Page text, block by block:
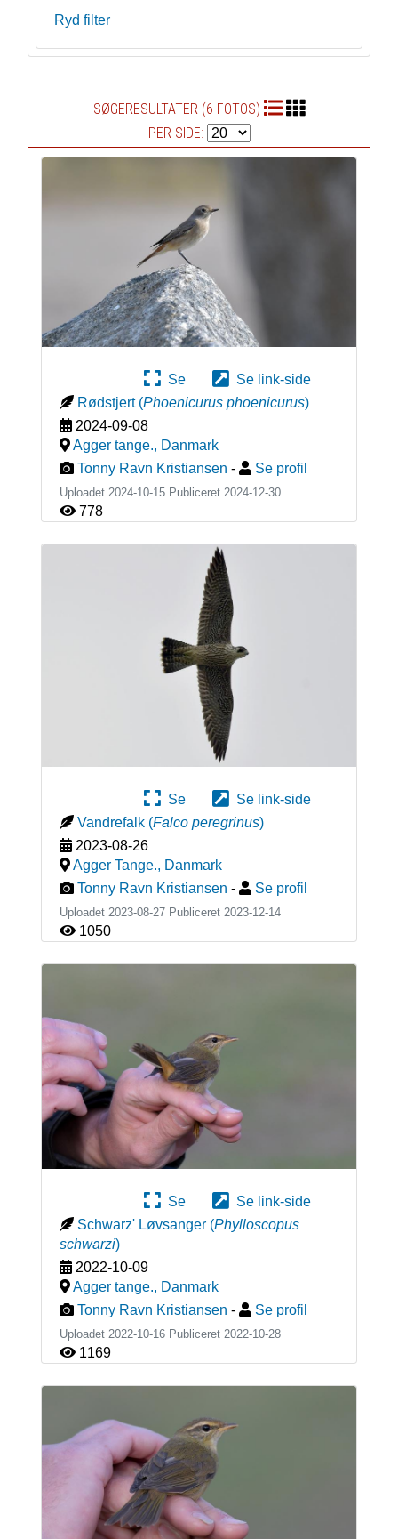
Ryd filter
SØGERESULTATER (6 FOTOS)
PER SIDE:
Se
Se link-side
Rødstjert (Phoenicurus phoenicurus)
2024-09-08
Agger tange., Danmark
Tonny Ravn Kristiansen - Se profil
Uploadet 2024-10-15 Publiceret 2024-12-30
778
Se
Se link-side
Vandrefalk (Falco peregrinus)
2023-08-26
Agger Tange., Danmark
Tonny Ravn Kristiansen - Se profil
Uploadet 2023-08-27 Publiceret 2023-12-14
1050
Se
Se link-side
Schwarz' Løvsanger (Phylloscopus
schwarzi)
2022-10-09
Agger tange., Danmark
Tonny Ravn Kristiansen - Se profil
Uploadet 2022-10-16 Publiceret 2022-10-28
1169